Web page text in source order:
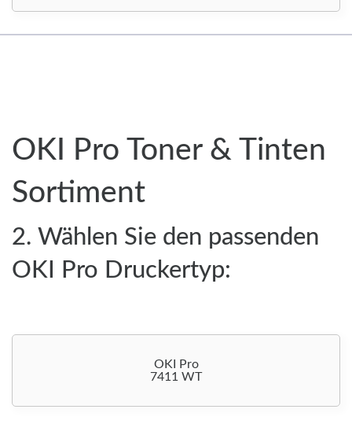
OKI Pro Toner & Tinten
Sortiment
2. Wählen Sie den passenden
OKI Pro Druckertyp:
OKI Pro
7411 WT